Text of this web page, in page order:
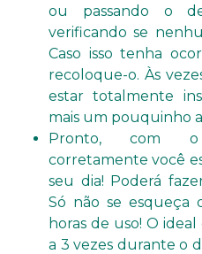
ou passando o
verificando se
Caso isso tenha
recoloque-o. Às
estar totalmente
mais um pouquinho
Pronto, com o
corretamente você
seu dia! Poderá
Só não se esqueça
horas de uso! O
a 3 vezes durante o